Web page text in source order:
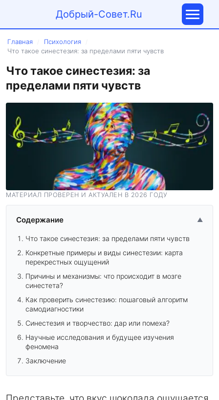
Добрый-Совет.Ru
Главная Психология
Что такое синестезия: за пределами пяти чувств
Что такое синестезия: за
пределами пяти чувств
МАТЕРИАЛ ПРОВЕРЕН И АКТУАЛЕН В 2026 ГОДУ
Содержание ▲
Что такое синестезия: за пределами пяти чувств
Конкретные примеры и виды синестезии: карта
перекрестных ощущений
Причины и механизмы: что происходит в мозге
синестета?
Как проверить синестезию: пошаговый алгоритм
самодиагностики
Синестезия и творчество: дар или помеха?
Научные исследования и будущее изучения
феномена
Заключение